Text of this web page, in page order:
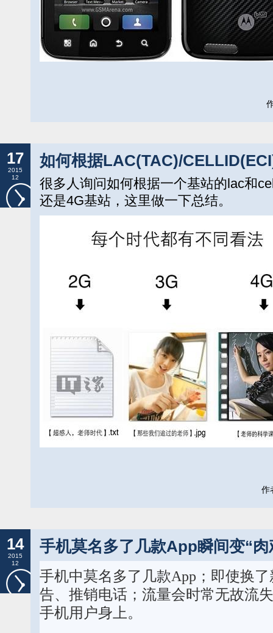
17
2015
12
如何根据LAC(TAC)/
很多人询问如何根据一个基站的lac和
还是4G基站，这里做一下总结。
作
14
2015
12
手机莫名多了几款App瞬间变“
手机中莫名多了几款App；即使换
告、推销电话；流量会时常无故流
手机用户身上。